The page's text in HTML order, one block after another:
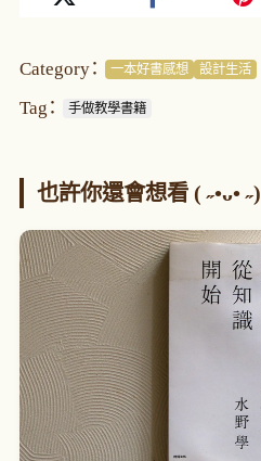
Category： 一本好書感想 設計生活
Tag： 手做教學書籍
也許你還會想看 ( ˶•ᴗ• ˶)